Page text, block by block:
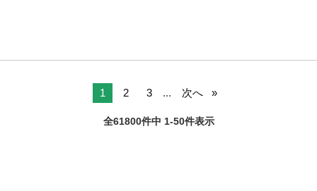
1 2 3 ... 次へ
全61800件中 1-50件表示